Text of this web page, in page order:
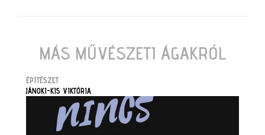
MÁS MŰVÉSZETI ÁGAKRÓL
ÉPÍTÉSZET
JÁNOKI-KIS VIKTÓRIA